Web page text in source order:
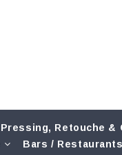
Pressing, Retouche &
Bars / Restaurants